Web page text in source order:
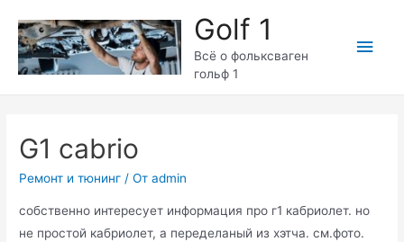
содержимому
Golf 1
Всё о фольксваген
гольф 1
G1 cabrio
Ремонт и тюнинг / От admin
собственно интересует информация про г1 кабриолет. но
не простой кабриолет, а переделаный из хэтча. см.фото.